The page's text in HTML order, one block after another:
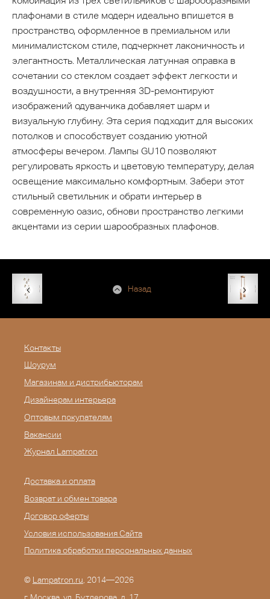
плафонами в стиле модерн идеально впишется в
пространство, оформленное в премиальном или
минималистском стиле, подчеркнет лаконичность и
элегантность. Металлическая латунная оправка в
сочетании со стеклом создает эффект легкости и
воздушности, а внутренняя 3D-ремонтируют
изображений одуванчика добавляет шарм и
визуальную глубину. Эта серия подходит для высоких
потолков и способствует созданию уютной
атмосферы вечером. Лампы GU10 позволяют
регулировать яркость и цветовую температуру, делая
освещение максимально комфортным. Забери этот
стильный светильник и обрати интерьер в
современную оазис, обнови пространство легкими
акцентами из серии шарообразных плафонов.
Назад
Контакты
Шоурум
Магазинам и дистрибьюторам
Дизайнерам интерьера
Оптовым покупателям
Вакансии
Журнал Lampatron
Доставка и оплата
Возврат и обмен товара
Договор оферты
Условия использования Сайта
Политика обработки персональных данных
© Lampatron.ru, 2014—2026